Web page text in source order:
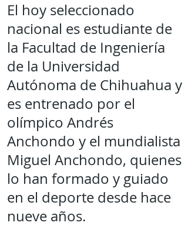
El hoy seleccionado
nacional es estudiante de
la Facultad de Ingeniería
de la Universidad
Autónoma de Chihuahua y
es entrenado por el
olímpico Andrés
Anchondo y el mundialista
Miguel Anchondo, quienes
lo han formado y guiado
en el deporte desde hace
nueve años.